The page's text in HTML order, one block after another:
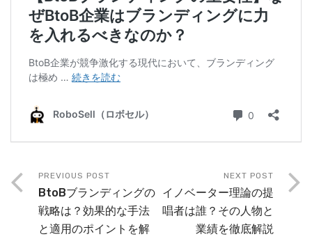
PREVIOUS POST
BtoBブランディングの
戦略は？効果的な手法
と適用のポイントを解
NEXT POST
イノベーター理論の提
唱者は誰？その人物と
業績を徹底解説